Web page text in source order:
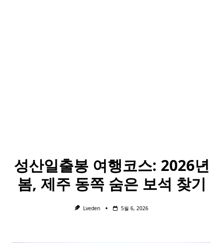
성산일출봉 여행코스: 2026년
봄, 제주 동쪽 숨은 보석 찾기
Lveden 5월 6, 2026